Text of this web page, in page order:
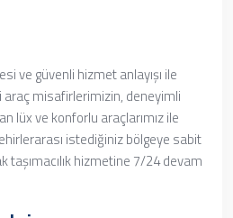
ve güvenli hizmet anlayışı ile
araç misafirlerimizin, deneyimli
lüx ve konforlu araçlarımız ile
istediğiniz bölgeye sabit
taşımacılık hizmetine 7/24 devam